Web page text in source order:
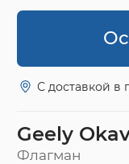
С доставкой в
Geely
Флагман